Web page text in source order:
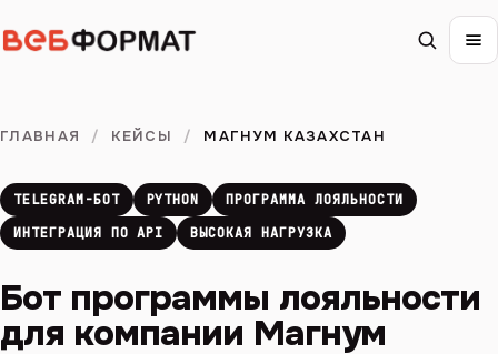
ГЛАВНАЯ / КЕЙСЫ / МАГНУМ КАЗАХСТАН
TELEGRAM-БОТ PYTHON
ПРОГРАММА ЛОЯЛЬНОСТИ
ИНТЕГРАЦИЯ ПО API
ВЫСОКАЯ НАГРУЗКА
Бот программы лояльности
для компании Магнум